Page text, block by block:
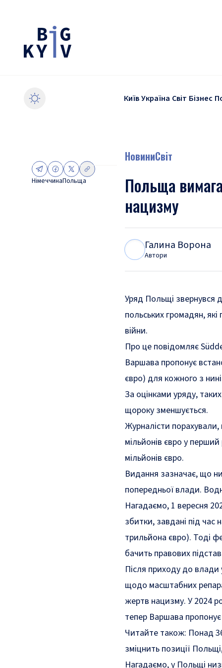
КиївУкраїна Світ Бізнес
НімеччинаПольща
НовиниСвіт
Польща
нацизму
Галина Ворона
Автори
Уряд Польщі звернувся
польських громадян,
війни.
Про це повідомляє
Варшава пропонує
євро) для кожного з
За оцінками уряду,
щороку зменшується.
Журналісти порахували,
мільйонів євро у
мільйонів євро.
Видання зазначає, що
попередньої влади.
Нагадаємо, 1 вересня
збитки, завдані під час
трильйона євро). Тоді
бачить правових
Після приходу до влади
щодо масштабних
жертв нацизму. У 2024
тепер Варшава
Читайте також: Понад
зміцнить позиції
Нагадаємо, у Польщі